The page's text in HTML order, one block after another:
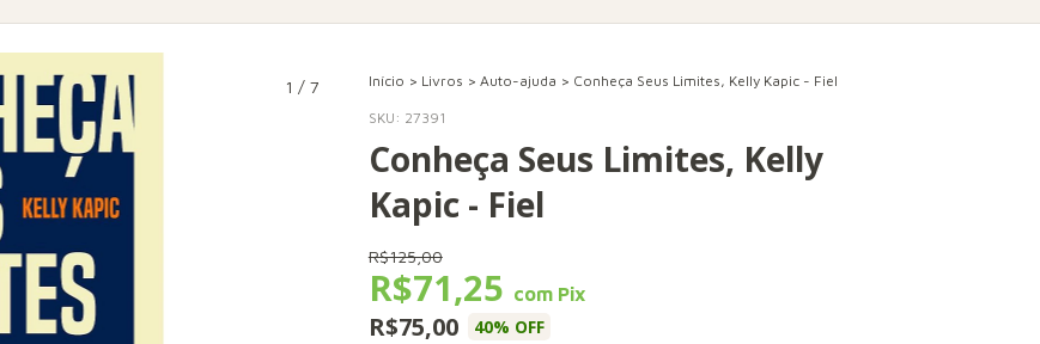
1 / 7 Início > Livros > Auto-ajuda > Conheça Seus Limites, Kelly Kapic - Fiel
SKU: 27391
Conheça Seus Limites, Kelly
Kapic - Fiel
R$125,00
R$75,00 40% OFF
R$71,25 com Pix